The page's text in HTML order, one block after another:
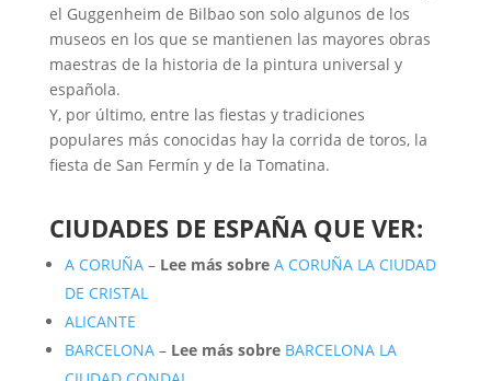
el Guggenheim de Bilbao son solo algunos de los
museos en los que se mantienen las mayores obras
maestras de la historia de la pintura universal y
española.
Y, por último, entre las fiestas y tradiciones
populares más conocidas hay la corrida de toros, la
fiesta de San Fermín y de la Tomatina.
CIUDADES DE ESPAÑA QUE VER:
A CORUÑA– Lee más sobre A CORUÑA LA CIUDAD
DE CRISTAL
ALICANTE
BARCELONA– Lee más sobre BARCELONA LA